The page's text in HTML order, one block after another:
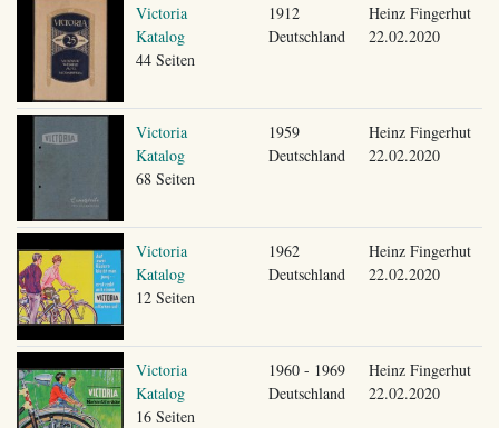
Victoria
Katalog
44 Seiten
1912
Deutschland
Heinz Fingerhut
22.02.2020
Victoria
Katalog
68 Seiten
1959
Deutschland
Heinz Fingerhut
22.02.2020
Victoria
Katalog
12 Seiten
1962
Deutschland
Heinz Fingerhut
22.02.2020
Victoria
Katalog
16 Seiten
1960 - 1969
Deutschland
Heinz Fingerhut
22.02.2020